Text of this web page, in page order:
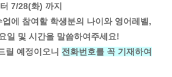
7/28(화) 까지
에 참여할 학생분의 나이와 영어레벨,
일 및 시간을 말씀하여주세요!
릴 예정이오니 전화번호를 꼭 기재하여